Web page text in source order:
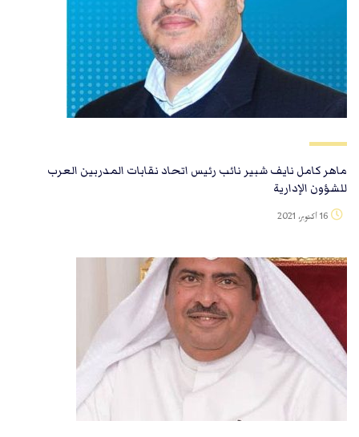
ماهر كامل نايف شبير نائب رئيس اتحاد نقابات المدربين العرب
للشؤون الإدارية